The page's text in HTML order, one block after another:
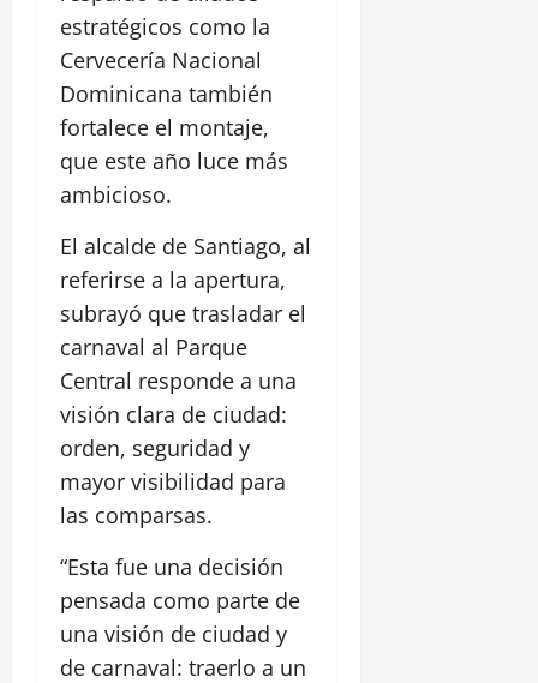
estratégicos como la
Cervecería Nacional
Dominicana también
fortalece el montaje,
que este año luce más
ambicioso.
El alcalde de Santiago, al
referirse a la apertura,
subrayó que trasladar el
carnaval al Parque
Central responde a una
visión clara de ciudad:
orden, seguridad y
mayor visibilidad para
las comparsas.
“Esta fue una decisión
pensada como parte de
una visión de ciudad y
de carnaval: traerlo a un